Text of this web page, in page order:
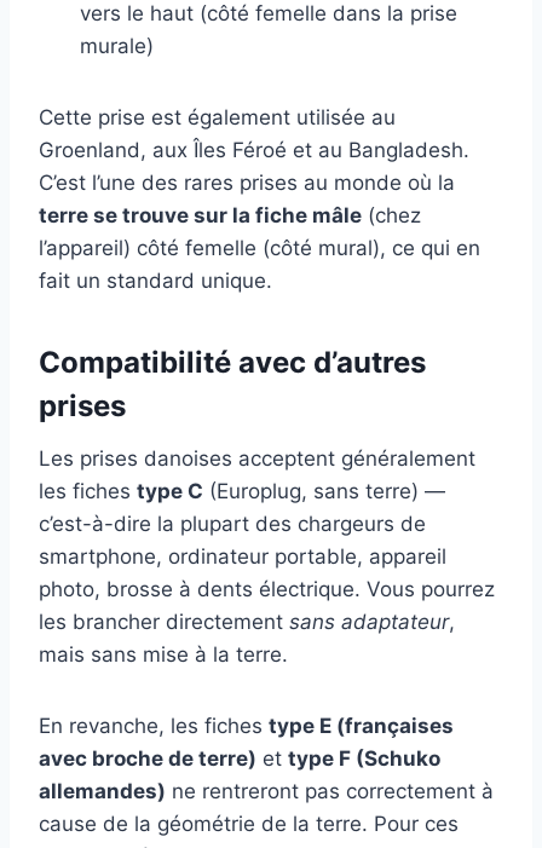
vers le haut (côté femelle dans la prise
murale)
Cette prise est également utilisée au
Groenland, aux Îles Féroé et au Bangladesh.
C’est l’une des rares prises au monde où la
terre se trouve sur la fiche mâle (chez
l’appareil) côté femelle (côté mural), ce qui en
fait un standard unique.
Compatibilité avec d’autres
prises
Les prises danoises acceptent généralement
les fiches type C (Europlug, sans terre) —
c’est-à-dire la plupart des chargeurs de
smartphone, ordinateur portable, appareil
photo, brosse à dents électrique. Vous pourrez
les brancher directement sans adaptateur,
mais sans mise à la terre.
En revanche, les fiches type E (françaises
avec broche de terre) et type F (Schuko
allemandes) ne rentreront pas correctement à
cause de la géométrie de la terre. Pour ces